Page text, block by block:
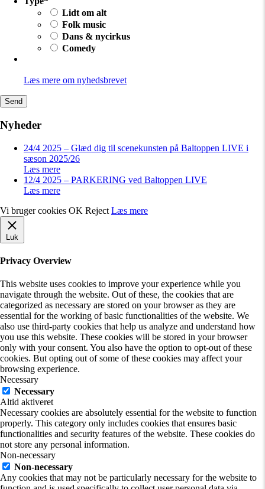
Lidt om alt
Folk music
Dans & nycirkus
Comedy
Læs mere om nyhedsbrevet
Nyheder
24/4 2025 – Glæd dig til scenekunsten på Baltoppen LIVE i
sæson 2025/26
Læs mere
12/4 2025 – PARKERING ved Baltoppen LIVE
Læs mere
Vi bruger cookies OK Reject Læs mere
Luk
Privacy Overview
This website uses cookies to improve your experience while you
navigate through the website. Out of these, the cookies that are
categorized as necessary are stored on your browser as they are
essential for the working of basic functionalities of the website. We
also use third-party cookies that help us analyze and understand how
you use this website. These cookies will be stored in your browser
only with your consent. You also have the option to opt-out of these
cookies. But opting out of some of these cookies may affect your
browsing experience.
Necessary
Necessary
Altid aktiveret
Necessary cookies are absolutely essential for the website to function
properly. This category only includes cookies that ensures basic
functionalities and security features of the website. These cookies do
not store any personal information.
Non-necessary
Non-necessary
Any cookies that may not be particularly necessary for the website to